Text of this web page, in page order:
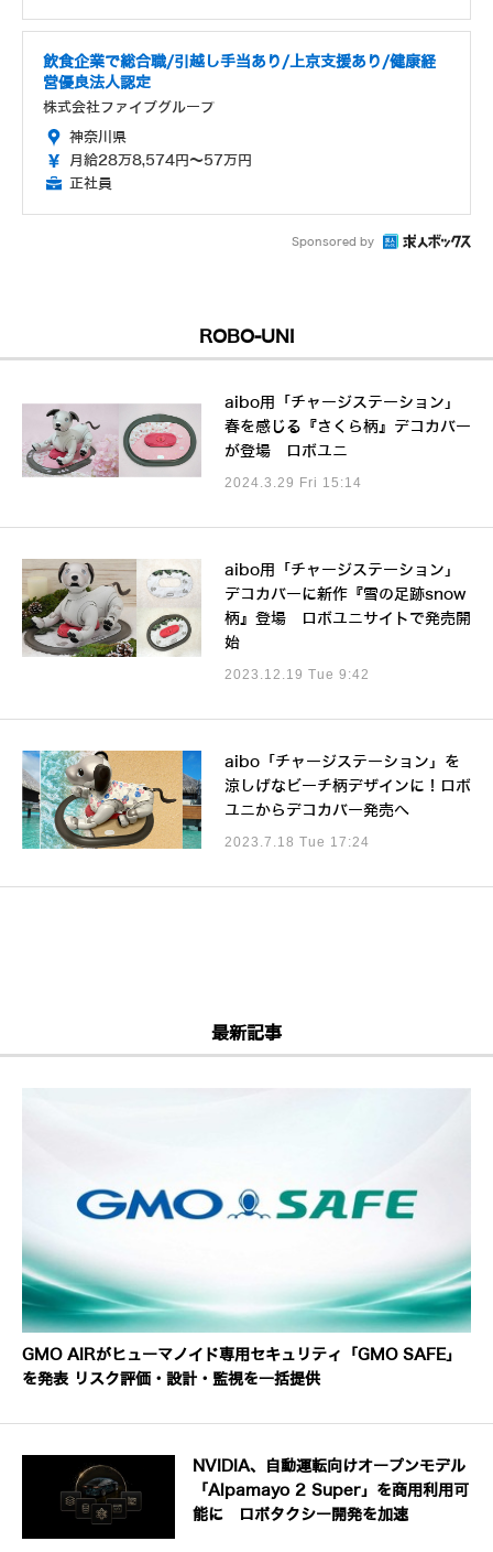
飲食企業で総合職/引越し手当あり/上京支援あり/健康経
営優良法人認定
株式会社ファイブグループ
神奈川県
月給28万8,574円～57万円
正社員
Sponsored by
ROBO-UNI
aibo用「チャージステーション」
春を感じる『さくら柄』デコカバー
が登場 ロボユニ
2024.3.29 Fri 15:14
aibo用「チャージステーション」
デコカバーに新作『雪の足跡snow
柄』登場 ロボユニサイトで発売開
始
2023.12.19 Tue 9:42
aibo「チャージステーション」を
涼しげなビーチ柄デザインに！ロボ
ユニからデコカバー発売へ
2023.7.18 Tue 17:24
最新記事
GMO AIRがヒューマノイド専用セキュリティ「GMO SAFE」
を発表 リスク評価・設計・監視を一括提供
NVIDIA、自動運転向けオープンモデル
「Alpamayo 2 Super」を商用利用可
能に ロボタクシー開発を加速